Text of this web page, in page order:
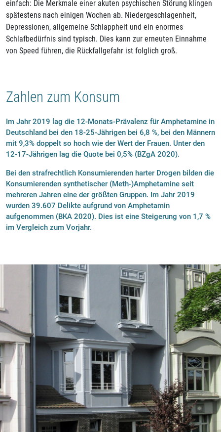
einfach: Die Merkmale einer akuten psychischen Störung klingen
spätestens nach einigen Wochen ab. Niedergeschlagenheit,
Depressionen, allgemeine Schlappheit und ein enormes
Schlafbedürfnis sind typisch. Dies kann zur erneuten Einnahme
von Speed führen, die Rückfallgefahr ist folglich groß.
Zahlen zum Konsum
Im Jahr 2019 lag die 12-Monats-Prävalenz für Amphetamine in
Deutschland bei den 18-25-Jährigen bei 6,8 %, bei den Männern
mit 9,3% doppelt so hoch wie der Wert der Frauen. Unter den
12-17-Jährigen lag die Quote bei 0,5% (BZgA 2020).
Bei den strafrechtlich Konsumierenden harter Drogen bilden die
Konsumierenden synthetischer (Meth-)Amphetamine seit
mehreren Jahren eine der größten Gruppen. Im Jahr 2019
wurden 39.607 Delikte aufgrund von Amphetamin
aufgenommen (BKA 2020). Dies ist eine Steigerung von 1,7 %
im Vergleich zum Vorjahr.